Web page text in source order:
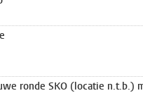
ronde SKO (locatie n.t.b.)